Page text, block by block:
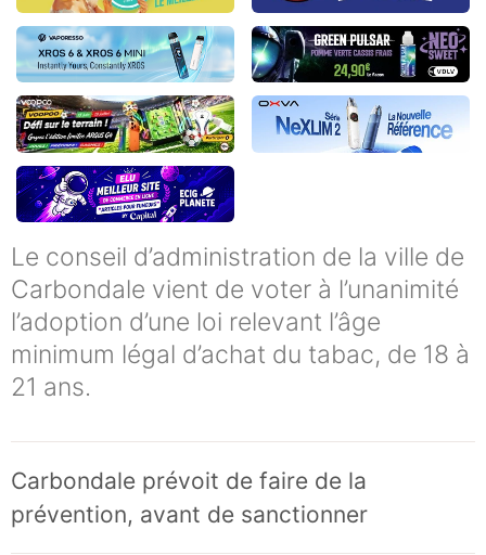
Le conseil d’administration de la ville de
Carbondale vient de voter à l’unanimité
l’adoption d’une loi relevant l’âge
minimum légal d’achat du tabac, de 18 à
21 ans.
Carbondale prévoit de faire de la
prévention, avant de sanctionner